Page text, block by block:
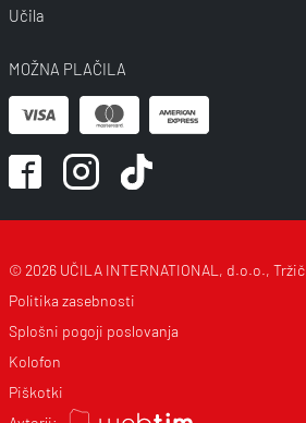
Učila
MOŽNA PLAČILA
© 2026 UČILA INTERNATIONAL, d.o.o., Tržič
Politika zasebnosti
Splošni pogoji poslovanja
Kolofon
Piškotki